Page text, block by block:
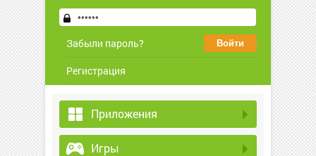
Забыли пароль?
Регистрация
Приложения
Игры